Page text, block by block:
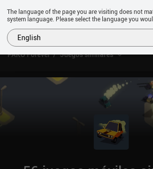
PAKO Forever Juegos similares
The language of the page you are visiting does not
system language. Please select the language you
English